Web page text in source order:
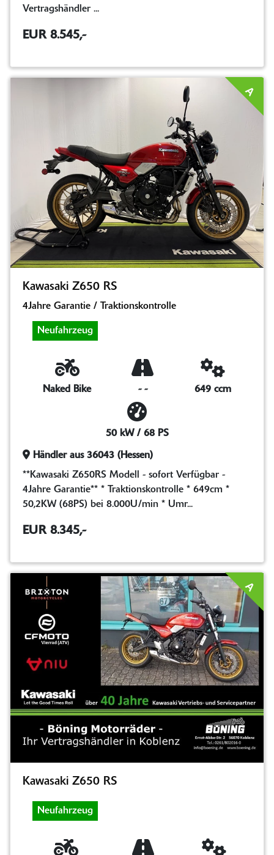
Vertragshändler ...
EUR 8.545,-
Kawasaki Z650 RS
4Jahre Garantie / Traktionskontrolle
Neufahrzeug
Naked Bike - - 649 ccm
50 kW / 68 PS
Händler aus 36043 (Hessen)
**Kawasaki Z650RS Modell - sofort Verfügbar -
4Jahre Garantie** * Traktionskontrolle * 649cm *
50,2KW (68PS) bei 8.000U/min * Umr...
EUR 8.345,-
A
Kawasaki Z650 RS
Neufahrzeug
A